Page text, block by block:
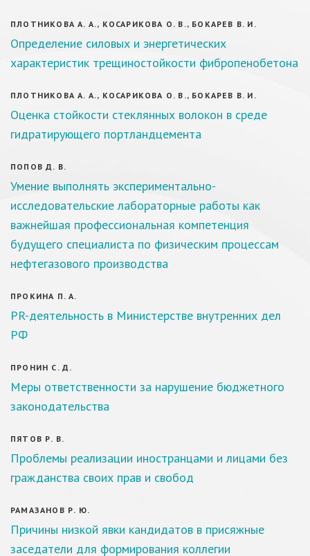
ПЛОТНИКОВА А. А., КОСАРИКОВА О. В., БОКАРЕВ В. И.
Определение силовых и энергетических
характеристик трещиностойкости фибропенобетона
ПЛОТНИКОВА А. А., КОСАРИКОВА О. В., БОКАРЕВ В. И.
Оценка стойкости стеклянных волокон в среде
гидратирующего портландцемента
ПОПОВ Д. В.
Умение выполнять экспериментально-
исследовательские лабораторные работы как
важнейшая профессиональная компетенция
будущего специалиста по физическим процессам
нефтегазового производства
ПРОКИНА П. А.
PR-деятельность в Министерстве внутренних дел
РФ
ПРОНИН С. Д.
Меры ответственности за нарушение бюджетного
законодательства
ПЯТОВ Р. В.
Проблемы реализации иностранцами и лицами без
гражданства своих прав и свобод
РАМАЗАНОВ Р. Ю.
Причины низкой явки кандидатов в присяжные
заседатели для формирования коллегии